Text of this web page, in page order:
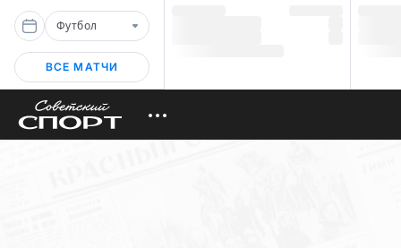
Футбол
ВСЕ МАТЧИ